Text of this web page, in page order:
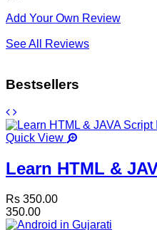
Add Your Own Review
See All Reviews
Bestsellers
Quick View
Learn HTML &
Rs 350.00
350.00